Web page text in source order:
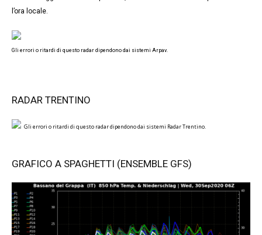
l’ora locale.
Gli errori o ritardi di questo radar dipendono dai sistemi Arpav.
RADAR TRENTINO
Gli errori o ritardi di questo radar dipendono dai sistemi Radar Trentino.
GRAFICO A SPAGHETTI (ENSEMBLE GFS)